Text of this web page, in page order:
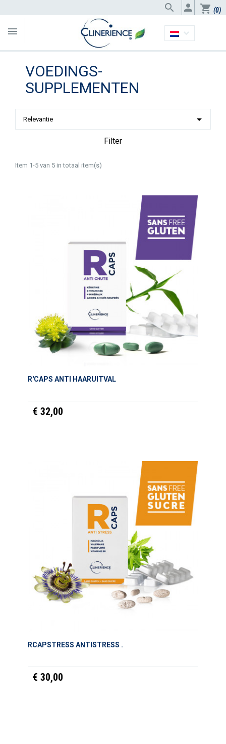

shopping_cart (0)


VOEDINGS-
SUPPLEMENTEN
Relevantie 
Filter
Item 1-5 van 5 in totaal item(s)
R'CAPS ANTI HAARUITVAL
€ 32,00
RCAPSTRESS ANTISTRESS .
€ 30,00